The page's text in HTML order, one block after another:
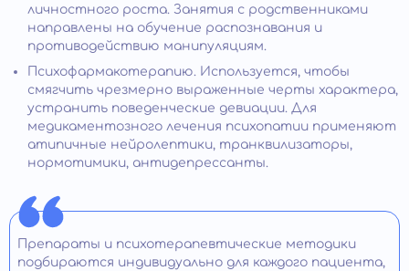
личностного роста. Занятия с родственниками
направлены на обучение распознавания и
противодействию манипуляциям.
Психофармакотерапию. Используется, чтобы
смягчить чрезмерно выраженные черты характера,
устранить поведенческие девиации. Для
медикаментозного лечения психопатии применяют
атипичные нейролептики, транквилизаторы,
нормотимики, антидепрессанты.
Препараты и психотерапевтические методики
подбираются индивидуально для каждого пациента,